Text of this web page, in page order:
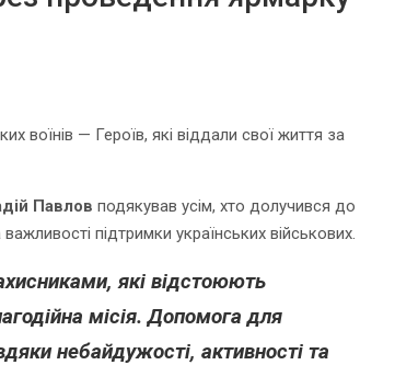
воїнів — Героїв, які віддали свої життя за
Павлов подякував усім, хто долучився до
підтримки українських військових.
які відстоюють
місія. Допомога для
небайдужості, активності та